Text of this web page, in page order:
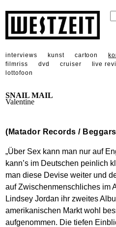
interviews kunst cartoon
filmriss
dvd cruiser live
lottofoon
SNAIL MAIL
Valentine
(Matador Records /
„Über Sex kann man nur auf
kann’s im Deutschen peinlich
man diese Devise weiter und
auf Zwischenmenschliches im
Lindsey Jordan ihr zweites
amerikanischen Markt wohl
aufgenommen. Die tiefen